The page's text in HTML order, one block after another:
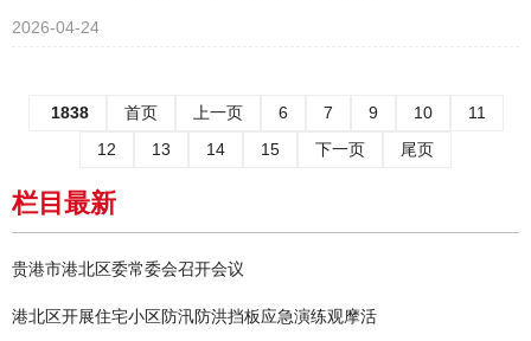
2026-04-24
1838 首页 上一页 6 7 9 10
11
12
13 14 15 下一页 尾页
栏目最新
贵港市港北区委常委会召开会议
港北区开展住宅小区防汛防洪挡板应急演练观摩活